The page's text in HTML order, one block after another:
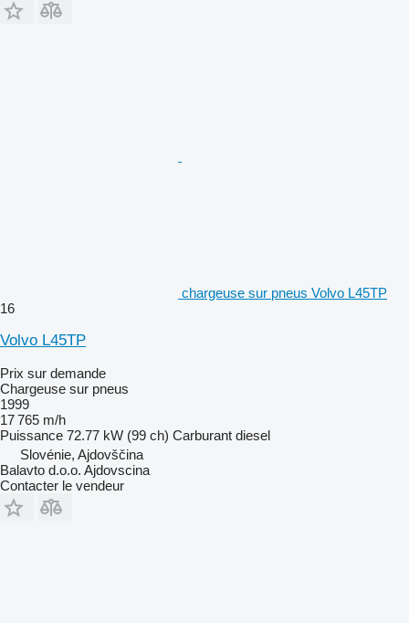
chargeuse sur pneus Volvo L45TP
16
Volvo L45TP
Prix sur demande
Chargeuse sur pneus
1999
17 765 m/h
Puissance 72.77 kW (99 ch) Carburant diesel
Slovénie, Ajdovščina
Balavto d.o.o. Ajdovscina
Contacter le vendeur